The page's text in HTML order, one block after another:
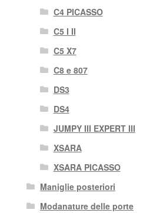
C4 PICASSO
C5 I II
C5 X7
C8 e 807
DS3
DS4
JUMPY III EXPERT III
XSARA
XSARA PICASSO
Maniglie posteriori
Modanature delle porte